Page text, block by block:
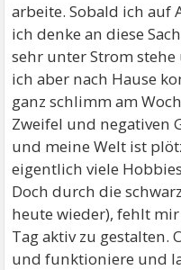
arbeite. Sobald ich auf
ich denke an diese
sehr unter Strom
ich aber nach Hause
ganz schlimm am
Zweifel und negativen
und meine Welt ist
eigentlich viele
Doch durch die
heute wieder), fehlt
Tag aktiv zu gestalten.
und funktioniere und